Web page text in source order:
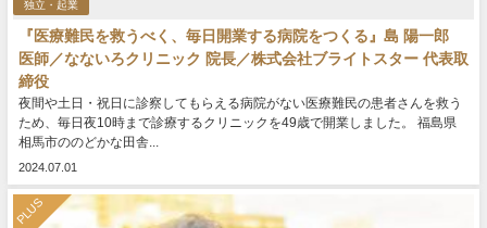
独立・起業
『医療難民を救うべく、毎日開業する病院をつくる』島 陽一郎
医師／なないろクリニック 院長／株式会社ブライトスター 代表取
締役
夜間や土日・祝日に診察してもらえる病院がない医療難民の患者さんを救う
ため、毎日夜10時まで診療するクリニックを49歳で開業しました。 福島県
相馬市ののどかな田舎...
2024.07.01
PLUS